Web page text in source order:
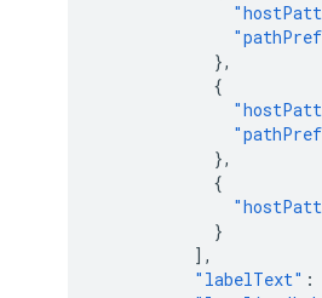
},
{
},
{
}
],
"labelText" :